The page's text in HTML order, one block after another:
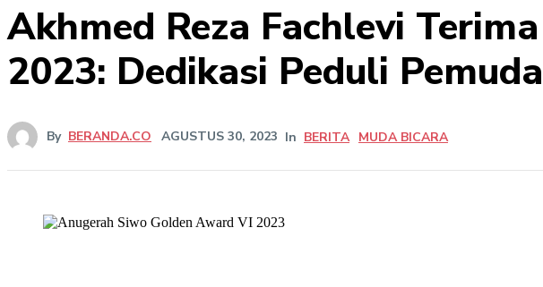
Akhmed Reza Fachlevi
2023: Dedikasi Peduli
By BERANDA.CO AGUSTUS 30, 2023 In BERITA MUDA BICARA